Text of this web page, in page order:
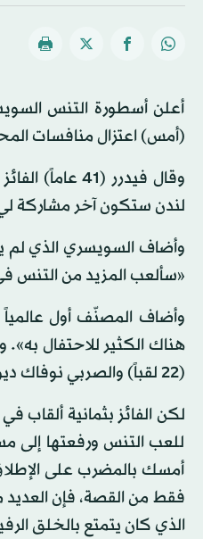
أعلن أسطورة التنس
(أمس) اعتزال منافسات
وقال فيدرر
لندن ستكون آخر مشاركة
«سألعب المزيد من التنس
وأضاف المصنّف أول
هناك الكثير للاحتفال به».
(22 لقباً) والصربي نوفاك ديوكوفيتش (21).
لكن الفائز بثمانية
للعب التنس ورفعتها إلى
أمسك بالمضرب على
فقط من القصة، فإن
الذي كان يتمتع بالخلق